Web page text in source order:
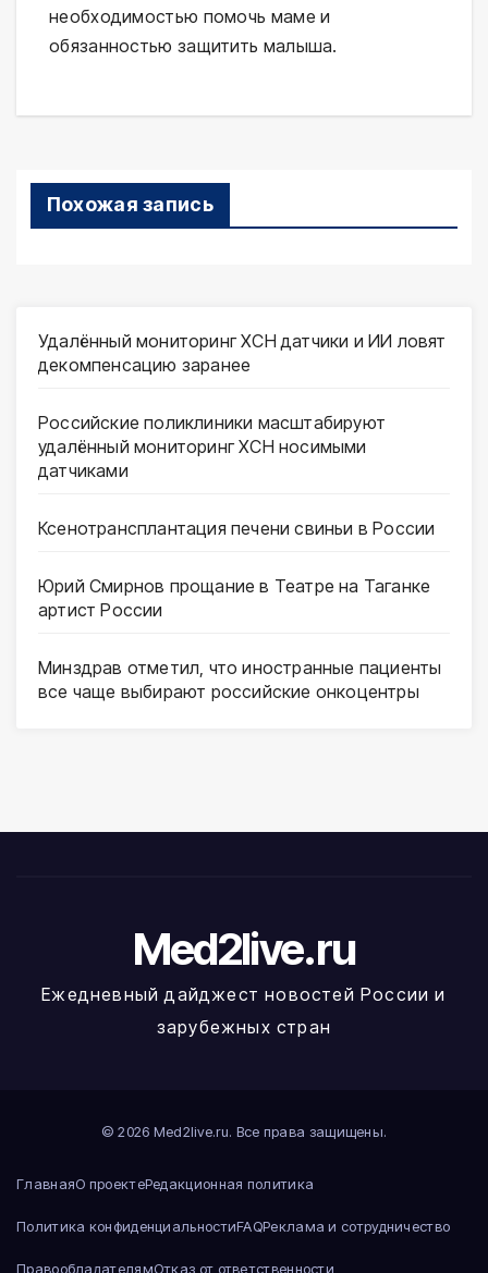
необходимостью помочь маме и
обязанностью защитить малыша.
Похожая запись
Удалённый мониторинг ХСН датчики и ИИ ловят
декомпенсацию заранее
Российские поликлиники масштабируют
удалённый мониторинг ХСН носимыми
датчиками
Ксенотрансплантация печени свиньи в России
Юрий Смирнов прощание в Театре на Таганке
артист России
Минздрав отметил, что иностранные пациенты
все чаще выбирают российские онкоцентры
Med2live.ru
Ежедневный дайджест новостей России и
зарубежных стран
© 2026 Med2live.ru. Все права защищены.
ГлавнаяО проектеРедакционная политика
Политика конфиденциальностиFAQРеклама и сотрудничество
ПравообладателямОтказ от ответственности